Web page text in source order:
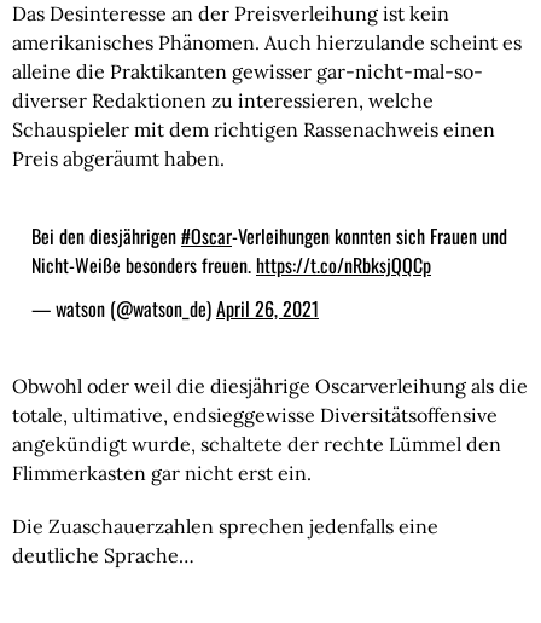
Das Desinteresse an der Preisverleihung ist kein
amerikanisches Phänomen. Auch hierzulande scheint es
alleine die Praktikanten gewisser gar-nicht-mal-so-
diverser Redaktionen zu interessieren, welche
Schauspieler mit dem richtigen Rassenachweis einen
Preis abgeräumt haben.
Bei den diesjährigen#Oscar-Verleihungen konnten sich Frauen und
Nicht-Weiße besonders freuen.https://t.co/nRbksjQQCp
— watson (@watson_de)April 26, 2021
Obwohl oder weil die diesjährige Oscarverleihung als die
totale, ultimative, endsieggewisse Diversitätsoffensive
angekündigt wurde, schaltete der rechte Lümmel den
Flimmerkasten gar nicht erst ein.
Die Zuaschauerzahlen sprechen jedenfalls eine
deutliche Sprache…